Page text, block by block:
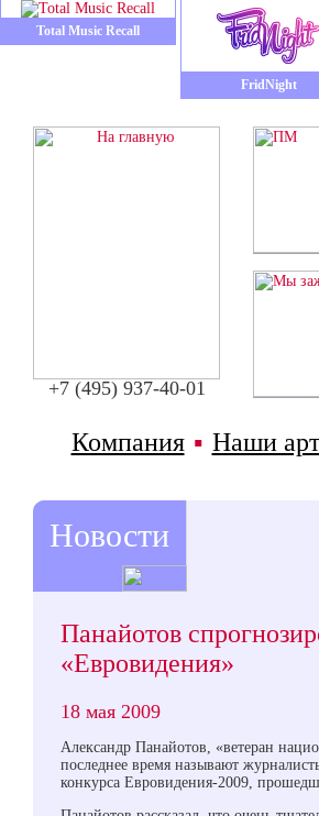
Total Music Recall
FridNight
+7 (495) 937-40-01
Компания ▪ Наши
Новости
Панайотов
«Евровидения»
18 мая 2009
Александр Панайотов, «ветеран
последнее время называют
конкурса Евровидения-2009,